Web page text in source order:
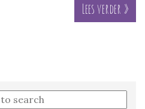
Lees verder »